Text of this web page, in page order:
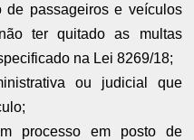
de passageiros e veículos
ter quitado as multas
na Lei 8269/18;
ou judicial que
processo em posto de